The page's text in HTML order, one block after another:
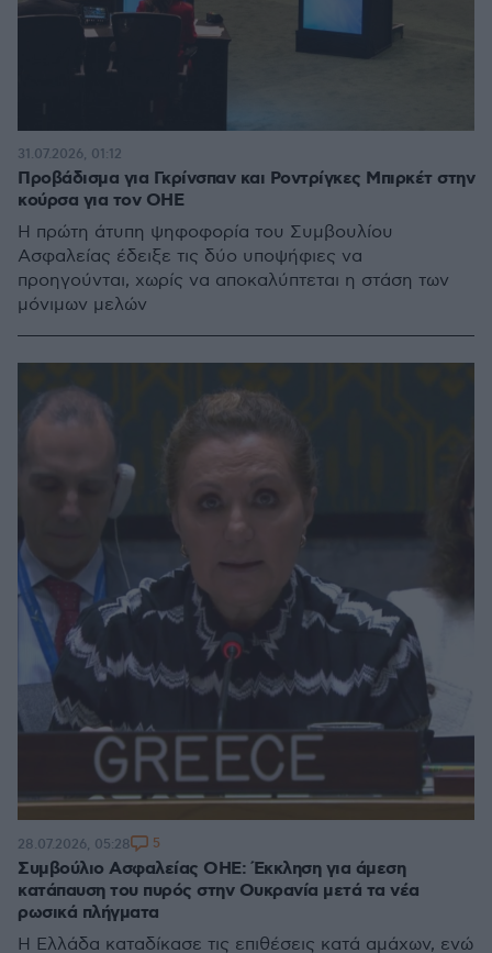
Προβάδισμα για Γκρίνσπαν και Ροντρίγκες Μπιρκέτ στην
κούρσα για τον ΟΗΕ
Η πρώτη άτυπη ψηφοφορία του Συμβουλίου
Ασφαλείας έδειξε τις δύο υποψήφιες να
προηγούνται, χωρίς να αποκαλύπτεται η στάση των
μόνιμων μελών
31.07.2026, 01:12
Συμβούλιο Ασφαλείας ΟΗΕ: Έκκληση για άμεση
κατάπαυση του πυρός στην Ουκρανία μετά τα νέα
ρωσικά πλήγματα
Η Ελλάδα καταδίκασε τις επιθέσεις κατά αμάχων, ενώ
28.07.2026, 05:28 5